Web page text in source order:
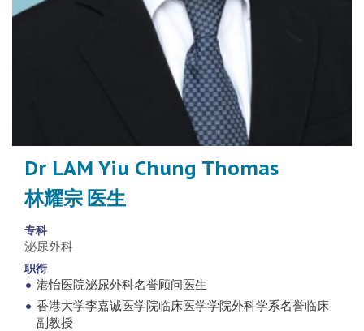
Dr LAM Yiu Chung Thomas
林耀宗 医生
专科
泌尿外科
职衔
港怡医院泌尿外科名誉顾问医生
香港大学李嘉诚医学院临床医学学院外科学系名誉临床
副教授